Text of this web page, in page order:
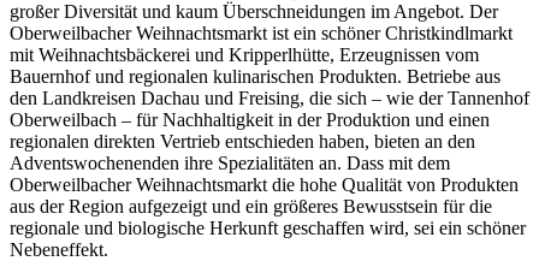
großer Diversität und kaum Überschneidungen im Angebot. Der
Oberweilbacher Weihnachtsmarkt ist ein schöner Christkindlmarkt
mit Weihnachtsbäckerei und Kripperlhütte, Erzeugnissen vom
Bauernhof und regionalen kulinarischen Produkten. Betriebe aus
den Landkreisen Dachau und Freising, die sich – wie der Tannenhof
Oberweilbach – für Nachhaltigkeit in der Produktion und einen
regionalen direkten Vertrieb entschieden haben, bieten an den
Adventswochenenden ihre Spezialitäten an. Dass mit dem
Oberweilbacher Weihnachtsmarkt die hohe Qualität von Produkten
aus der Region aufgezeigt und ein größeres Bewusstsein für die
regionale und biologische Herkunft geschaffen wird, sei ein schöner
Nebeneffekt.